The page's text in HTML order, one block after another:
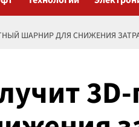
ШАРНИР ДЛЯ СНИЖЕНИЯ